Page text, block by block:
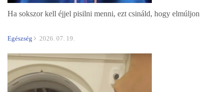
Ha sokszor kell éjjel pisilni menni, ezt csináld, hogy elmúljon
Egészség 2026. 07. 19.